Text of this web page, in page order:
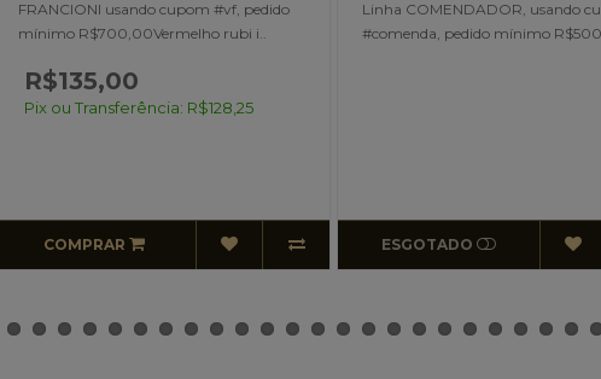
FRANCIONI usando cupom #vf, pedido
mínimo R$700,00Vermelho rubi i..
R$135,00
Pix ou Transferência: R$128,25
COMPRAR
Linha COMENDADOR, usando
#comenda, pedido mínimo
ESGOTADO